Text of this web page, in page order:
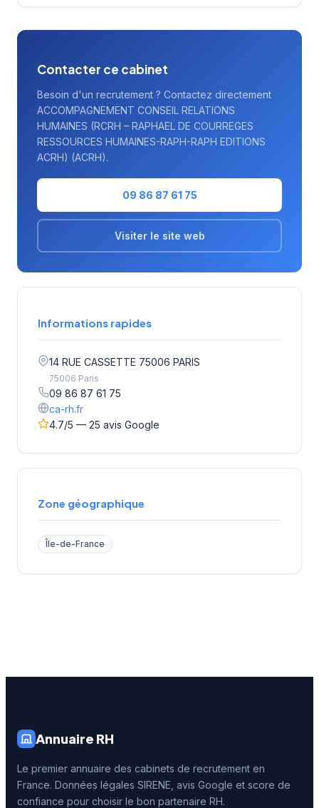
accompagnés.
Contacter ce cabinet
Besoin d'un recrutement ? Contactez directement
ACCOMPAGNEMENT CONSEIL RELATIONS
HUMAINES (RCRH – RAPHAEL DE COURREGES
RESSOURCES HUMAINES-RAPH-RAPH EDITIONS
ACRH) (ACRH).
09 86 87 61 75
Visiter le site web
Informations rapides
14 RUE CASSETTE 75006 PARIS
75006 Paris
09 86 87 61 75
ca-rh.fr
4.7/5 — 25 avis Google
Zone géographique
Île-de-France
Annuaire RH
Le premier annuaire des cabinets de recrutement en
France. Données légales SIRENE, avis Google et score de
confiance pour choisir le bon partenaire RH.